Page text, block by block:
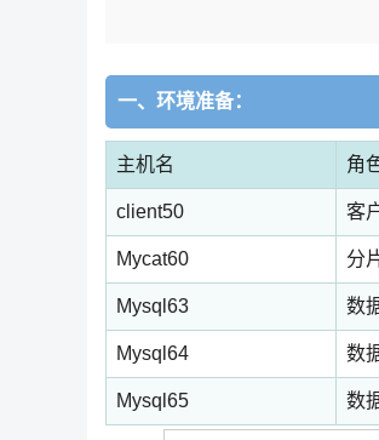
一、环境准备：
主机名 角
client50 客
Mycat60 分
Mysql63 数
Mysql64 数
Mysql65 数